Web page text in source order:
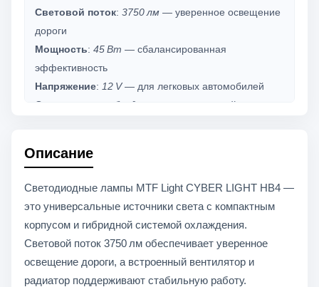
Световой поток: 3750 лм — уверенное освещение
дороги
Мощность: 45 Вт — сбалансированная
эффективность
Напряжение: 12 V— для легковых автомобилей
Охлаждение
гибридное
— алюминиевый радиатор
установка для HB4 (9006)
Описание
Светодиодные лампы MTF Light CYBER LIGHT HB4 —
это универсальные источники света с компактным
корпусом и гибридной системой охлаждения.
Световой поток 3750 лм обеспечивает уверенное
освещение дороги, а встроенный вентилятор и
радиатор поддерживают стабильную работу.